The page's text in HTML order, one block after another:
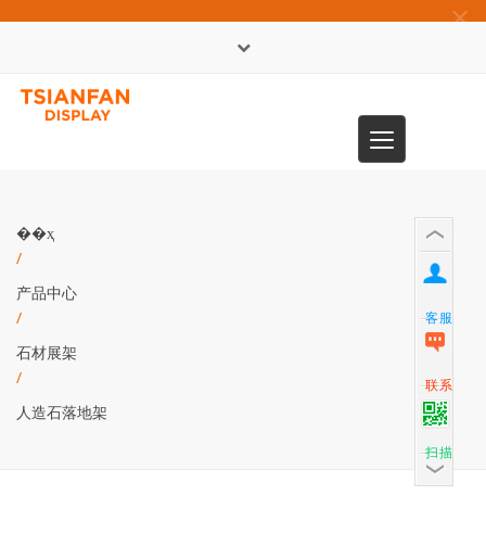
×
Toggle
navigation
��ҳ
/
产品中心
/
石材展架
/
人造石落地架
客服
联系
扫描